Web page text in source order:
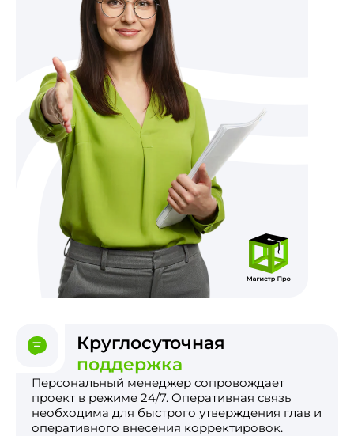
Круглосуточная
поддержка
Персональный менеджер сопровождает
проект в режиме 24/7. Оперативная связь
необходима для быстрого утверждения глав и
оперативного внесения корректировок.